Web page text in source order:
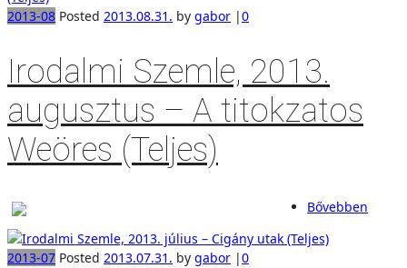
2013-08 Posted 2013.08.31. by gabor |0
Irodalmi Szemle, 2013.
augusztus – A titokzatos
Weöres (Teljes)
Bővebben
2013-07 Posted 2013.07.31. by gabor |0